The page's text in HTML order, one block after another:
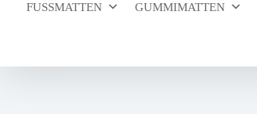
FUSSMATTEN GUMMIMATTEN